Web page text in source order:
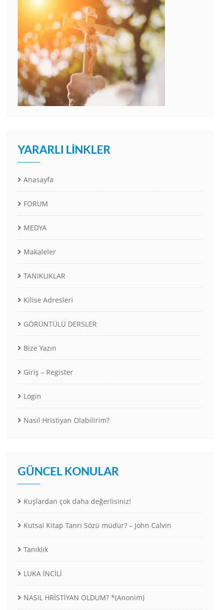
YARARLI LINKLER
Anasayfa
FORUM
MEDYA
Makaleler
TANIKLIKLAR
Kilise Adresleri
GÖRÜNTÜLÜ DERSLER
Bize Yazın
Giriş – Register
Login
Nasıl Hristiyan Olabilirim?
GÜNCEL KONULAR
Kuşlardan çok daha değerlisiniz!
Kutsal Kitap Tanrı Sözü müdür? – John Calvin
Tanıklık
LUKA İNCİLİ
NASIL HRİSTİYAN OLDUM? *(Anonim)